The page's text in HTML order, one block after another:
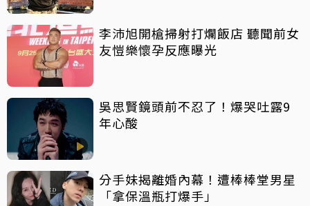
李沛旭開槍掃射打爛飯店 聽聞前女
友愷樂懷孕反應曝光
吳思賢鏡頭前不忍了！爆哭吐露9
年心酸
分手妹揭離婚內幕！遭棒棒堂男星
「拿保溫瓶打爆手」